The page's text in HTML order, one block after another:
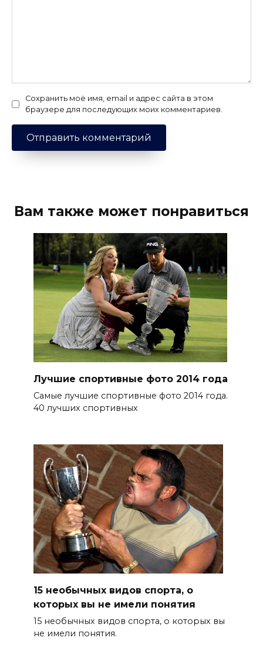
Сохранить моё имя, email и адрес сайта в этом
браузере для последующих моих комментариев.
Вам также может понравиться
Лучшие спортивные фото 2014 года
Самые лучшие спортивные фото 2014 года.
40 лучших спортивных
15 необычных видов спорта, о
которых вы не имели понятия
15 необычных видов спорта, о которых вы
не имели понятия.